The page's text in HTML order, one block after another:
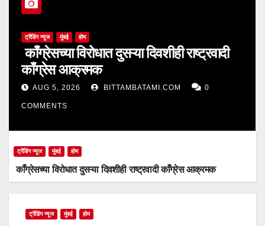
ट्रेंडिंग न्यूज मुंबई होम
काँग्रेसच्या विरोधात दुसऱ्या दिवशीही राष्ट्रवादी
काँग्रेस आक्रमक
AUG 5, 2026 BITTAMBATAMI.COM 0
COMMENTS
ट्रेंडिंग न्यूज मुंबई होम
काँग्रेसच्या विरोधात दुसऱ्या दिवशीही राष्ट्रवादी काँग्रेस आक्रमक
ट्रेंडिंग न्यूज मुंबई होम